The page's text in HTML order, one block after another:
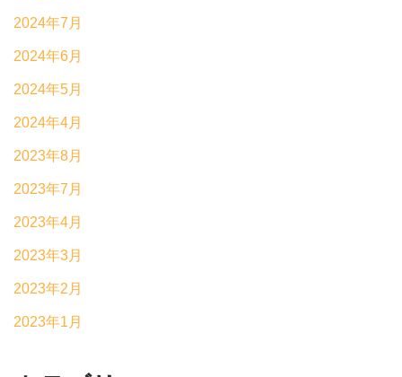
2024年7月
2024年6月
2024年5月
2024年4月
2023年8月
2023年7月
2023年4月
2023年3月
2023年2月
2023年1月